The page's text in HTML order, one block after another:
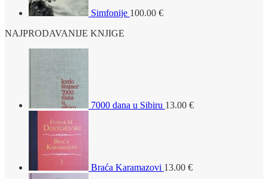
Simfonije 100.00 €
NAJPRODAVANIJE KNJIGE
7000 dana u Sibiru 13.00 €
Braća Karamazovi 13.00 €